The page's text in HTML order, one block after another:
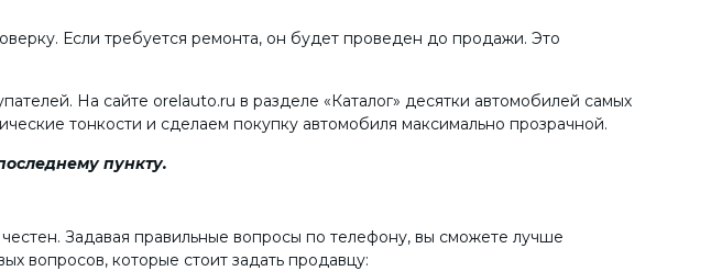
Если требуется ремонта, он будет проведен до продажи. Это
На сайте orelauto.ru в разделе «Каталог» десятки автомобилей самых
тонкости и сделаем покупку автомобиля максимально прозрачной.
пункту.
Задавая правильные вопросы по телефону, вы сможете лучше
вопросов, которые стоит задать продавцу: